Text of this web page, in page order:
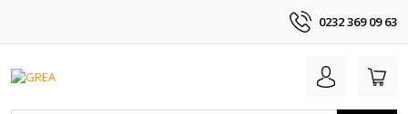
0232 369 09 63